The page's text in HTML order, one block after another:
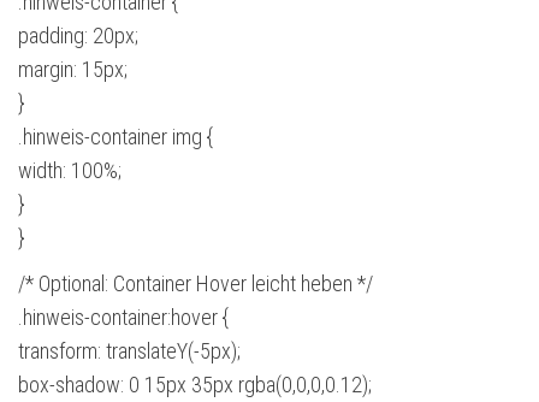
padding: 20px;
margin: 15px;
}
.hinweis-container img {
width: 100%;
}
}
/* Optional: Container Hover leicht heben */
.hinweis-container:hover {
transform: translateY(-5px);
box-shadow: 0 15px 35px rgba(0,0,0,0.12);